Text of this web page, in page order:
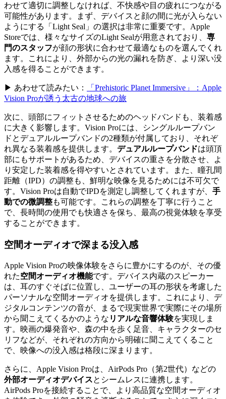
わせて適切に調整しなければ、不快感や目の疲れにつながる
可能性があります。まず、デバイスと顔の間に光が入らない
ようにする「Light Seal」の選択は非常に重要です。Apple
Storeでは、様々なサイズのLight Sealが用意されており、 専
門のスタッフが顔の形状に合わせて最適なものを選んでくれ
ます。これにより、外部からの光の漏れを防ぎ、より深い没
入感を得ることができます。
▶ あわせて読みたい：
「Prehistoric Planet Immersive」：Apple
Vision Proが誘う太古の地球への旅
次に、頭部にフィットさせるためのヘッドバンドも、装着感
に大きく影響します。Vision Proには、シングルループバン
ドとデュアルループバンドの2種類が付属しており、それぞ
れ異なる装着感を提供します。 デュアルループバンドは頭頂
部にもサポートがあるため、デバイスの重さを分散させ、よ
り安定した装着感を得やすいとされています。また、瞳孔間
距離（IPD）の調整も、鮮明な映像を見るためには不可欠で
す。Vision Proは自動でIPDを測定し調整してくれますが、 手
動での微調整も可能です。これらの調整を丁寧に行うこと
で、長時間の使用でも快適さを保ち、最高の視覚体験を享受
することができます。
空間オーディオで深まる没入感
Apple Vision Proの映像体験をさらに豊かにするのが、その優
れた空間オーディオ機能です。デバイス内蔵のスピーカー
は、耳のすぐそばに位置し、ユーザーの耳の形状を考慮した
パーソナルな空間オーディオを提供します。これにより、デ
ジタルコンテンツの音が、まるで現実世界で実際にその場所
から聞こえてくるかのような リアルな音響体験を実現しま
す。映画の爆発音や、森の中を歩く足音、キャラクターのセ
リフなどが、それぞれの方向から明確に聞こえてくること
で、映像への没入感は格段に深まります。
さらに、Apple Vision Proは、AirPods Pro（第2世代）などの
外部オーディオデバイスとシームレスに連携します。
AirPods Proを接続することで、より高品質な空間オーディオ